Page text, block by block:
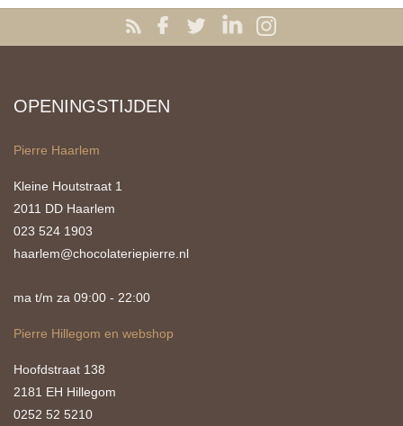
OPENINGSTIJDEN
Pierre Haarlem
Kleine Houtstraat 1
2011 DD Haarlem
023 524 1903
haarlem@chocolateriepierre.nl
ma t/m za 09:00 - 22:00
Pierre Hillegom en webshop
Hoofdstraat 138
2181 EH Hillegom
0252 52 5210